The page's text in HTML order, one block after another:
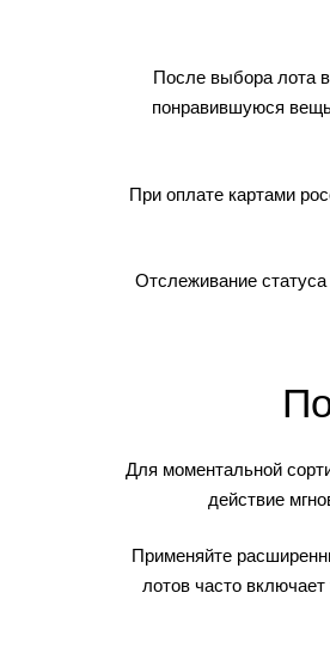
После выбора лота
понравившуюся
При оплате картами
Отслеживание
Для моментальной
действие
Применяйте
лотов часто